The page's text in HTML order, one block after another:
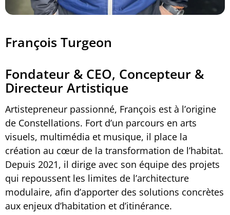
François Turgeon
Fondateur & CEO, Concepteur &
Directeur Artistique
Artistepreneur passionné, François est à l’origine
de Constellations. Fort d’un parcours en arts
visuels, multimédia et musique, il place la
création au cœur de la transformation de l’habitat.
Depuis 2021, il dirige avec son équipe des projets
qui repoussent les limites de l’architecture
modulaire, afin d’apporter des solutions concrètes
aux enjeux d’habitation et d’itinérance.